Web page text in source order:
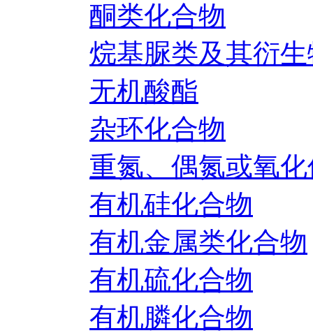
酮类化合物
烷基脲类及其衍
无机酸酯
杂环化合物
重氮、偶氮或氧
有机硅化合物
有机金属类化合物
有机硫化合物
有机膦化合物